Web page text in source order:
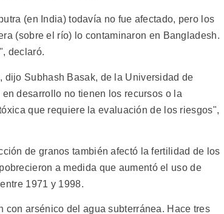
(en India) todavía no fue afectado, pero los
(sobre el río) lo contaminaron en Bangladesh.
declaró.
Subhash Basak, de la Universidad de
desarrollo no tienen los recursos o la
que requiere la evaluación de los riesgos",
de granos también afectó la fertilidad de los
a medida que aumentó el uso de
1971 y 1998.
con arsénico del agua subterránea. Hace tres